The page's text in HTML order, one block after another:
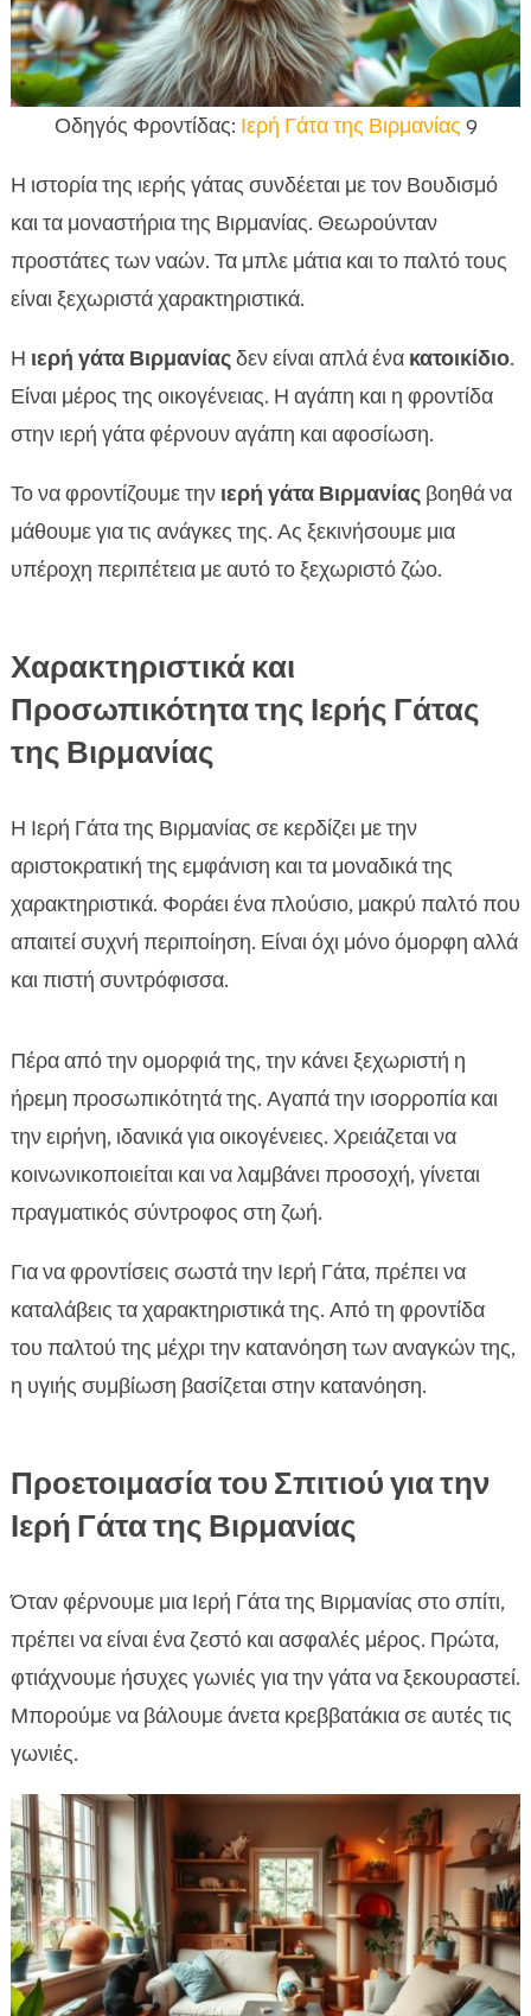
Οδηγός Φροντίδας: Ιερή Γάτα της Βιρμανίας 9
Η ιστορία της ιερής γάτας συνδέεται με τον Βουδισμό
και τα μοναστήρια της Βιρμανίας. Θεωρούνταν
προστάτες των ναών. Τα μπλε μάτια και το παλτό τους
είναι ξεχωριστά χαρακτηριστικά.
Η ιερή γάτα Βιρμανίαςδεν είναι απλά ένα κατοικίδιο.
Είναι μέρος της οικογένειας. Η αγάπη και η φροντίδα
στην ιερή γάτα φέρνουν αγάπη και αφοσίωση.
Το να φροντίζουμε την ιερή γάτα Βιρμανίαςβοηθά να
μάθουμε για τις ανάγκες της. Ας ξεκινήσουμε μια
υπέροχη περιπέτεια με αυτό το ξεχωριστό ζώο.
Χαρακτηριστικά και
Προσωπικότητα της Ιερής Γάτας
της Βιρμανίας
Η Ιερή Γάτα της Βιρμανίας σε κερδίζει με την
αριστοκρατική της εμφάνιση και τα μοναδικά της
χαρακτηριστικά. Φοράει ένα πλούσιο, μακρύ παλτό που
απαιτεί συχνή περιποίηση. Είναι όχι μόνο όμορφη αλλά
και πιστή συντρόφισσα.
Πέρα από την ομορφιά της, την κάνει ξεχωριστή η
ήρεμη προσωπικότητά της. Αγαπά την ισορροπία και
την ειρήνη, ιδανικά για οικογένειες. Χρειάζεται να
κοινωνικοποιείται και να λαμβάνει προσοχή, γίνεται
πραγματικός σύντροφος στη ζωή.
Για να φροντίσεις σωστά την Ιερή Γάτα, πρέπει να
καταλάβεις τα χαρακτηριστικά της. Από τη φροντίδα
του παλτού της μέχρι την κατανόηση των αναγκών της,
η υγιής συμβίωση βασίζεται στην κατανόηση.
Προετοιμασία του Σπιτιού για την
Ιερή Γάτα της Βιρμανίας
Όταν φέρνουμε μια Ιερή Γάτα της Βιρμανίας στο σπίτι,
πρέπει να είναι ένα ζεστό και ασφαλές μέρος. Πρώτα,
φτιάχνουμε ήσυχες γωνιές για την γάτα να ξεκουραστεί.
Μπορούμε να βάλουμε άνετα κρεββατάκια σε αυτές τις
γωνιές.